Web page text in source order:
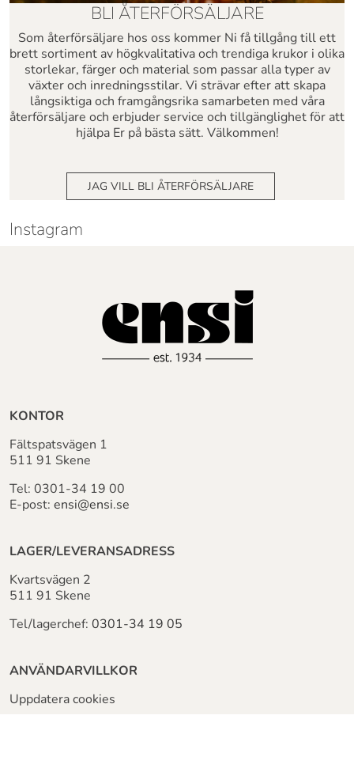
BLI ÅTERFÖRSÄLJARE
Som återförsäljare hos oss kommer Ni få tillgång till ett
brett sortiment av högkvalitativa och trendiga krukor i olika
storlekar, färger och material som passar alla typer av
växter och inredningsstilar. Vi strävar efter att skapa
långsiktiga och framgångsrika samarbeten med våra
återförsäljare och erbjuder service och tillgänglighet för att
hjälpa Er på bästa sätt. Välkommen!
JAG VILL BLI ÅTERFÖRSÄLJARE
Instagram
KONTOR
Fältspatsvägen 1
511 91 Skene
Tel: 0301-34 19 00
E-post: ensi@ensi.se
LAGER/LEVERANSADRESS
Kvartsvägen 2
511 91 Skene
Tel/lagerchef: 0301-34 19 05
ANVÄNDARVILLKOR
Uppdatera cookies